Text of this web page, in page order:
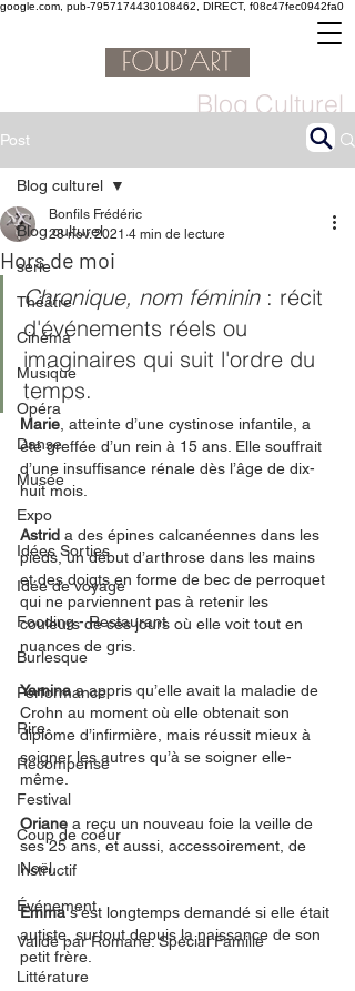
google.com, pub-7957174430108462, DIRECT, f08c47fec0942fa0
Blog Culturel
Post
Blog culturel
serie
Théâtre
Cinéma
Musique
Opéra
Danse
Musée
Expo
Idées Sorties
Idée de voyage
Fooding - Restaurant
Burlesque
Performance
Rire
Récompense
Festival
Coup de coeur
Instructif
Événement
Validé par Romane. Spécial Famille
Littérature
Blog culturel
Hors de moi
Bonfils Frédéric
28 nov. 2021 4 min de lecture
Chronique, nom féminin : récit
d'événements réels ou
imaginaires qui suit l'ordre du
temps.
Marie , atteinte d’une cystinose infantile, a
été greffée d’un rein à 15 ans. Elle souffrait
d’une insuffisance rénale dès l’âge de dix-
huit mois.
Astrid a des épines calcanéennes dans les
pieds, un début d’arthrose dans les mains
et des doigts en forme de bec de perroquet
qui ne parviennent pas à retenir les
couleurs de ces jours où elle voit tout en
nuances de gris.
Yamina a appris qu’elle avait la maladie de
Crohn au moment où elle obtenait son
diplôme d’infirmière, mais réussit mieux à
soigner les autres qu’à se soigner elle-
même.
Oriane a reçu un nouveau foie la veille de
ses 25 ans, et aussi, accessoirement, de
Noël.
Emma s’est longtemps demandé si elle était
autiste, surtout depuis la naissance de son
petit frère.